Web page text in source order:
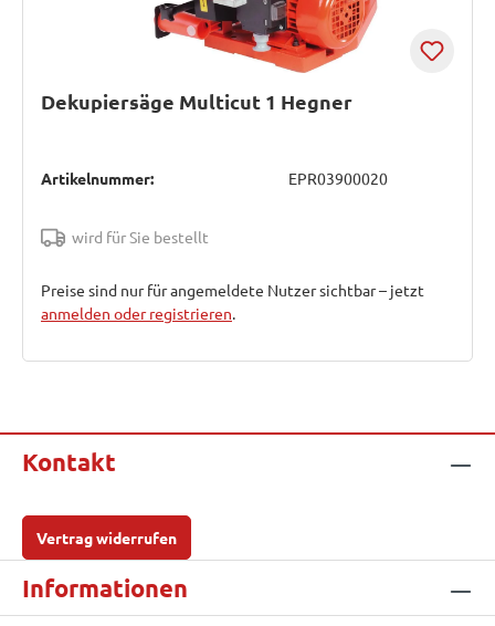
Dekupiersäge Multicut 1 Hegner
Artikelnummer: EPR03900020
wird für Sie bestellt
Preise sind nur für angemeldete Nutzer sichtbar – jetzt
anmelden oder registrieren.
Kontakt
Vertrag widerrufen
Informationen